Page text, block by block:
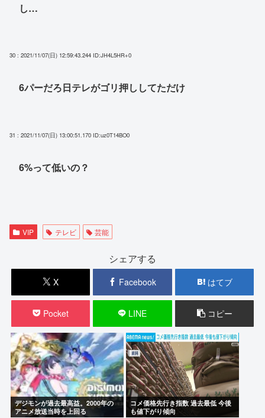
し…
30 : 2021/11/07(日) 12:59:43.244 ID:JH4L5HR+0
6パーだろ日テレがゴリ押ししてただけ
31 : 2021/11/07(日) 13:00:51.170 ID:uz0T14BO0
6%って低いの？
VIP テレビ 芸能
シェアする
X Facebook はてブ
Pocket LINE コピー
デジモンが過去最高益。2000年の
アニメ放送当時を上回る
コメ価格先行き指数 過去最低 今後
も値下がり傾向